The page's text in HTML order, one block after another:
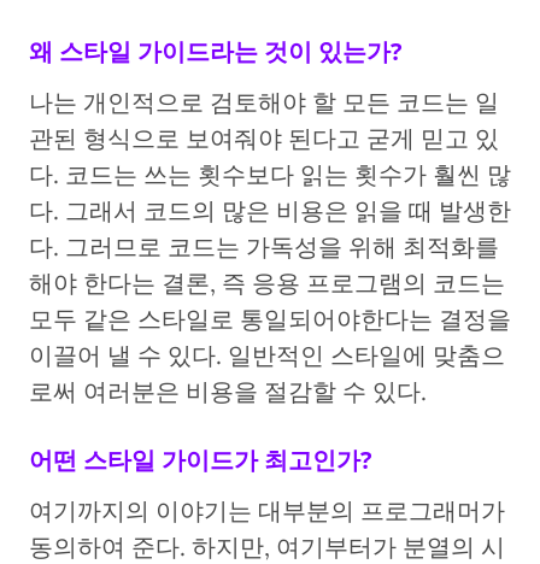
왜 스타일 가이드라는 것이 있는가?
나는 개인적으로 검토해야 할 모든 코드는 일
관된 형식으로 보여줘야 된다고 굳게 믿고 있
다. 코드는 쓰는 횟수보다 읽는 횟수가 훨씬 많
다. 그래서 코드의 많은 비용은 읽을 때 발생한
다. 그러므로 코드는 가독성을 위해 최적화를
해야 한다는 결론, 즉 응용 프로그램의 코드는
모두 같은 스타일로 통일되어야한다는 결정을
이끌어 낼 수 있다. 일반적인 스타일에 맞춤으
로써 여러분은 비용을 절감할 수 있다.
어떤 스타일 가이드가 최고인가?
여기까지의 이야기는 대부분의 프로그래머가
동의하여 준다. 하지만, 여기부터가 분열의 시